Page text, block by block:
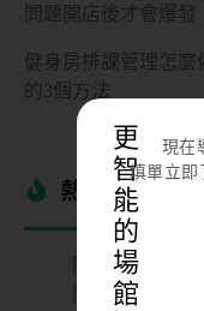
問題開店後才會爆發
健身房排課管理怎
的3個方法
熱門文章​
開健身房要花
隱藏成本一次搞
更
智
能
的
場
館
現在
填單立